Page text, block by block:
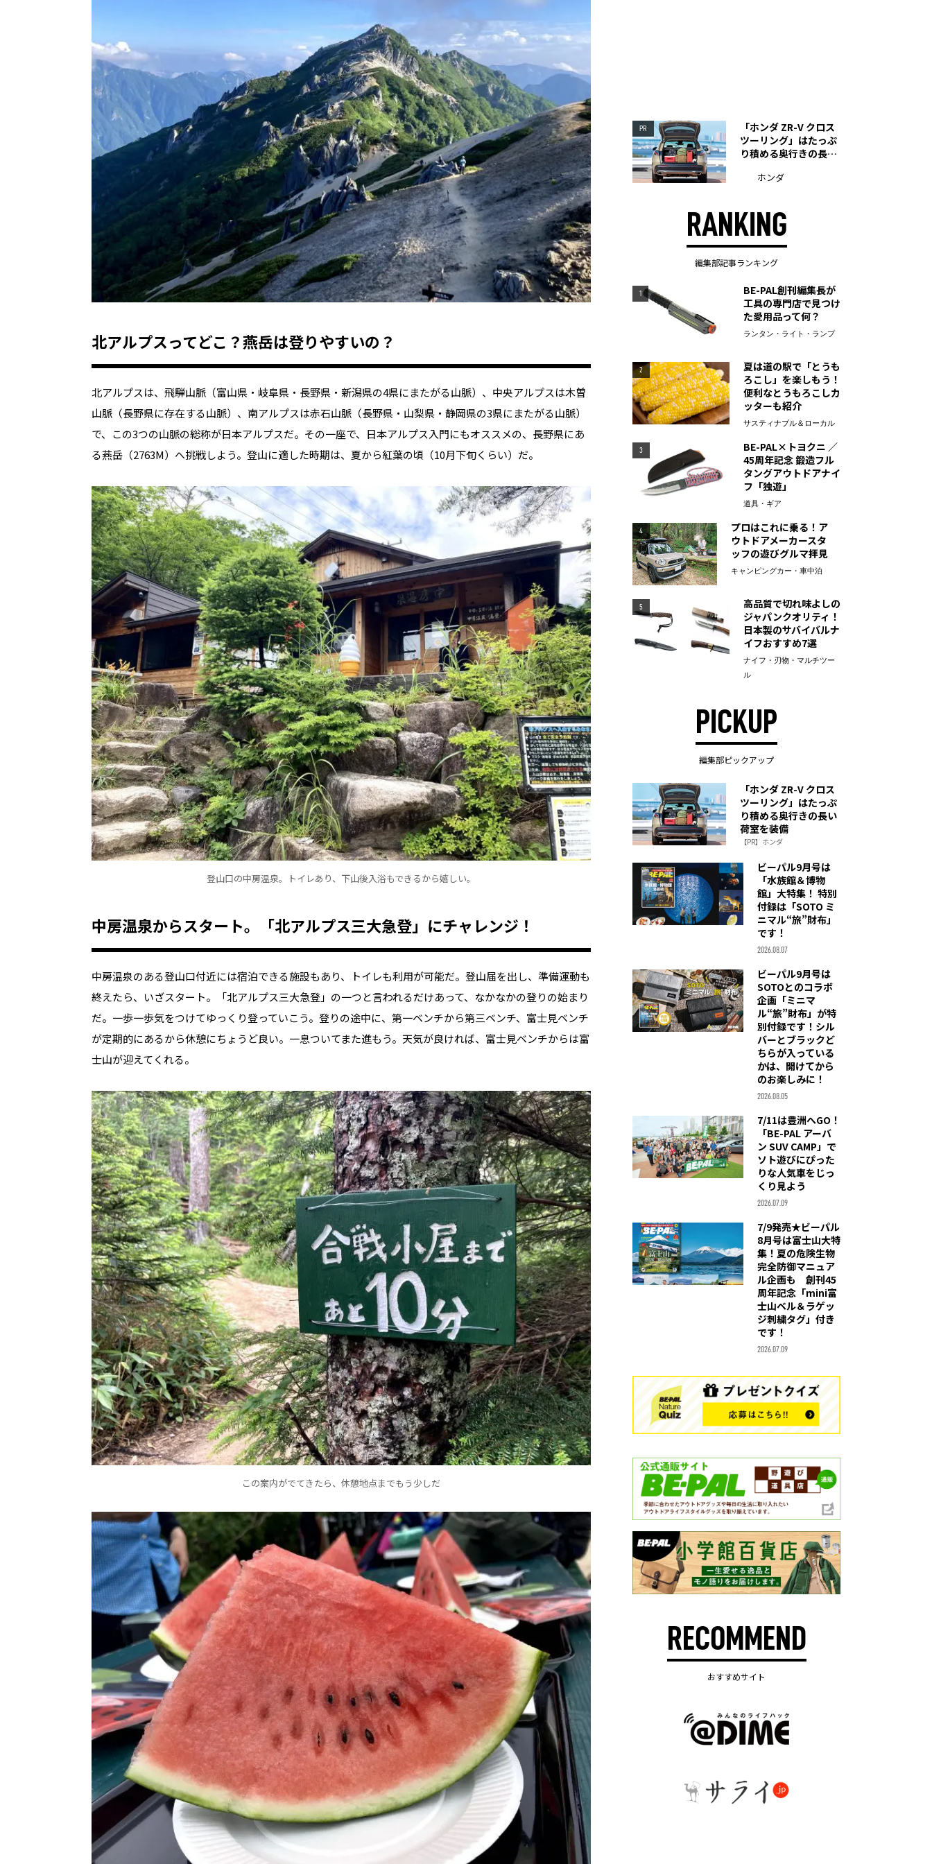
北アルプスってどこ？燕岳は登りやすいの？
北アルプスは、飛騨山脈（富山県・岐阜県・長野県・新潟県の4県にまたがる山脈）、中央アルプスは木曽
山脈（長野県に存在する山脈）、南アルプスは赤石山脈（長野県・山梨県・静岡県の3県にまたがる山脈）
で、この3つの山脈の総称が日本アルプスだ。その一座で、日本アルプス入門にもオススメの、長野県にあ
る燕岳（2763M）へ挑戦しよう。登山に適した時期は、夏から紅葉の頃（10月下旬くらい）だ。
登山口の中房温泉。トイレあり、下山後入浴もできるから嬉しい。
中房温泉からスタート。「北アルプス三大急登」にチャレンジ！
中房温泉のある登山口付近には宿泊できる施設もあり、トイレも利用が可能だ。登山届を出し、準備運動も
終えたら、いざスタート。「北アルプス三大急登」の一つと言われるだけあって、なかなかの登りの始まり
だ。一歩一歩気をつけてゆっくり登っていこう。登りの途中に、第一ベンチから第三ベンチ、富士見ベンチ
が定期的にあるから休憩にちょうど良い。一息ついてまた進もう。天気が良ければ、富士見ベンチからは富
士山が迎えてくれる。
この案内がでてきたら、休憩地点までもう少しだ
PR
「ホンダ ZR-V クロス
ツーリング」はたっぷ
り積める奥行きの長い
ホンダ
RANKING
編集部記事ランキング
1
BE-PAL創刊編集長が
工具の専門店で見つけ
た愛用品って何？
ランタン・ライト・ランプ
2
夏は道の駅で「とうも
ろこし」を楽しもう！
便利なとうもろこしカ
ッターも紹介
サスティナブル＆ローカル
3
BE-PAL×トヨクニ ／
45周年記念 鍛造フル
タングアウトドアナイ
フ「独遊」
道具・ギア
4
プロはこれに乗る！ア
ウトドアメーカースタ
ッフの遊びグルマ拝見
キャンピングカー・車中泊
5
高品質で切れ味よしの
ジャパンクオリティ！
日本製のサバイバルナ
イフおすすめ7選
ナイフ・刃物・マルチツー
ル
PICKUP
編集部ピックアップ
「ホンダ ZR-V クロス
ツーリング」はたっぷ
り積める奥行きの長い
荷室を装備
【PR】ホンダ
ビーパル9月号は
「水族館＆博物
館」大特集！ 特別
付録は「SOTO ミ
ニマル“旅”財布」
です！
2026.08.07
ビーパル9月号は
SOTOとのコラボ
企画「ミニマ
ル“旅”財布」が特
別付録です！シル
バーとブラックど
ちらが入っている
かは、開けてから
のお楽しみに！
2026.08.05
7/11は豊洲へGO！
「BE-PAL アーバ
ン SUV CAMP」で
ソト遊びにぴった
りな人気車をじっ
くり見よう
2026.07.09
7/9発売★ビーパル
8月号は富士山大特
集！夏の危険生物
完全防御マニュア
ル企画も 創刊45
周年記念「mini富
士山ベル＆ラゲッ
ジ刺繍タグ」付き
です！
2026.07.09
RECOMMEND
おすすめサイト